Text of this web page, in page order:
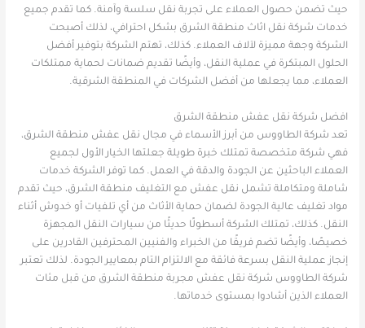
حيث تضمن حصول العملاء على تجربة نقل سلسة وآمنة. كما تقدم جميع
خدمات شركة نقل اثاث منطقة الشرق بشكل احترافي، لذلك أصبحت
الشركة وجهة مميزة لآلاف العملاء. كذلك، تهتم الشركة بتوفير أفضل
الحلول المبتكرة في عملية النقل، وأيضًا تقديم ضمانات لحماية ممتلكات
العملاء، مما يجعلها من أفضل الشركات في المنطقة الشرقية.
افضل شركة نقل عفش منطقة الشرق
تعد شركة الطاووس من أبرز الأسماء في مجال نقل عفش منطقة الشرق،
فهي شركة متخصصة تمتلك خبرة طويلة جعلتها الخيار الأول لجميع
العملاء الباحثين عن الجودة والدقة في العمل. كما توفر الشركة خدمات
شاملة ومتكاملة تشمل نقل عفش مع التغليف منطقة الشرق، حيث تقدم
مواد تغليف عالية الجودة لضمان حماية الأثاث من أي تلفيات أو خدوش أثناء
النقل. كذلك، تمتلك الشركة أسطولًا حديثًا من سيارات النقل المجهزة
خصيصًا، وأيضًا تضم فريقًا من الخبراء والفنيين المحترفين القادرين على
إنجاز عملية النقل بسرعة فائقة مع الالتزام التام بمعايير الجودة. لذلك تعتبر
شركة الطاووس شركة نقل عفش مجربة منطقة الشرق من قبل مئات
العملاء الذين أشادوا بمستوى خدماتها.